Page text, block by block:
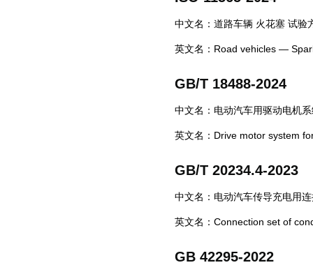
中文名：道路车辆 火花塞 试验
英文名：Road vehicles —
GB/T 18488-2024
中文名：电动汽车用驱动电机
英文名：Drive motor system
GB/T 20234.4-2023
中文名：电动汽车传导充电用
英文名：Connection set of
GB 42295-2022